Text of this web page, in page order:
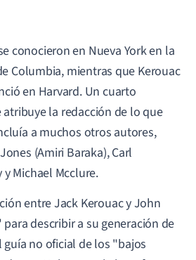
conocieron en Nueva York en la
Columbia, mientras que Kerouac
en Harvard. Un cuarto
la redacción de lo que
a muchos otros autores,
(Amiri Baraka), Carl
y Michael Mcclure.
entre Jack Kerouac y John
describir a su generación de
guía no oficial de los "bajos